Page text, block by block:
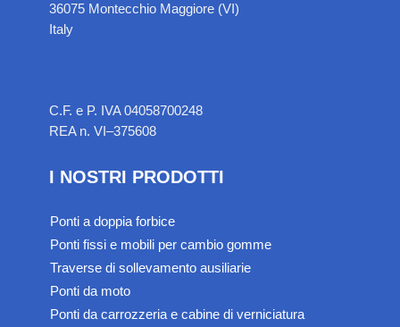
36075 Montecchio Maggiore (VI)
Italy
C.F. e P. IVA 04058700248
REA n. VI–375608
I NOSTRI PRODOTTI
Ponti a doppia forbice
Ponti fissi e mobili per cambio gomme
Traverse di sollevamento ausiliarie
Ponti da moto
Ponti da carrozzeria e cabine di verniciatura